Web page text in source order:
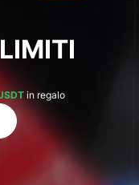
in regalo